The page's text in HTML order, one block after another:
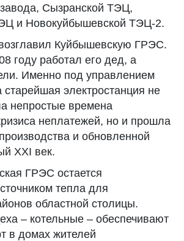
Сызранской ТЭЦ,
и Новокуйбышевской ТЭЦ-2.
Куйбышевскую ГРЭС.
году работал его дед, а
Именно под управлением
старейшая электростанция не
непростые времена
неплатежей, но и прошла
и обновленной
XXI век.
ГРЭС остается
тепла для
областной столицы.
– котельные – обеспечивают
в домах жителей